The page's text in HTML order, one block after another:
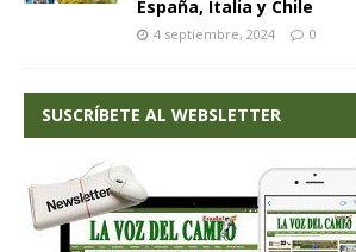
España, Italia y Chile
4 septiembre, 2024 0
SUSCRÍBETE AL WEBSLETTER